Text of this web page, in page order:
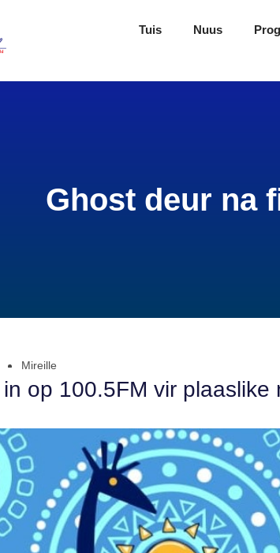
Tuis Nuus
Ghost deur na
Mireille
op 100.5FM vir plaaslike